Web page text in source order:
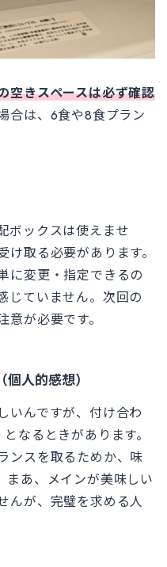
空きスペースは必ず確認
合は、6食や8食プラン
ボックスは使えませ
取る必要があります。
に変更・指定できるの
じていません。次回の
が必要です。
人的感想）
いんですが、付け合わ
なるときがあります。
ンスを取るためか、味
あ、メインが美味しい
んが、完璧を求める人